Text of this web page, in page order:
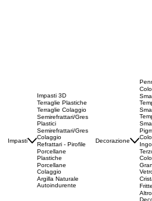
Impasti
Impasti 3D
Terraglie Plastiche
Terraglie Colaggio
Semirefrattari/Gres
Plastici
Semirefrattari/Gres
Colaggio
Refrattari - Pirofile
Porcellane
Plastiche
Porcellane
Colaggio
Argilla Naturale
Autoindurente
Decorazione
Fritte